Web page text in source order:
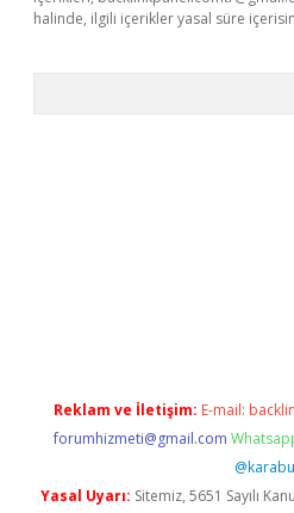
halinde, ilgili içerikler yasal süre
Reklam ve İletişim: E-mail:
forumhizmeti@gmail.com
Yasal Uyarı: Sitemiz, 5651 Sayılı